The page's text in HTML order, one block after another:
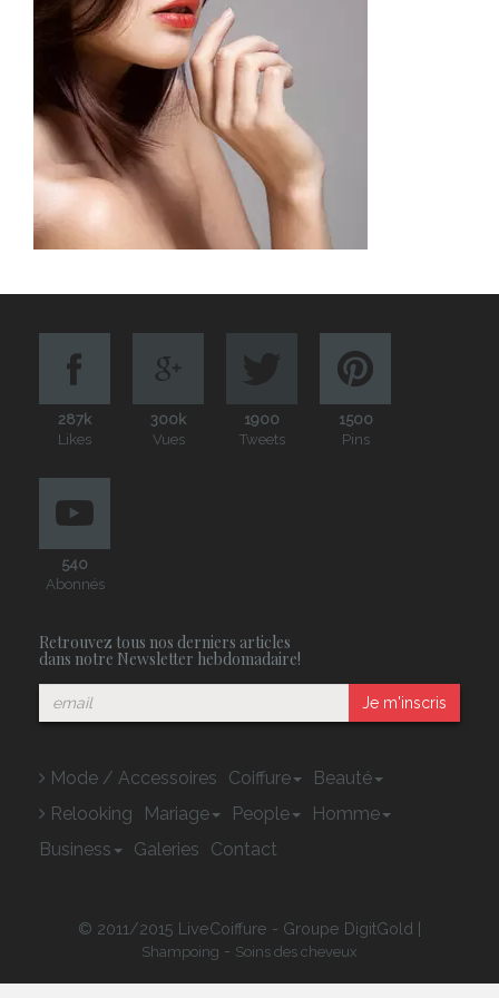
287k
Likes
300k
Vues
1900
Tweets
1500
Pins
540
Abonnés
Retrouvez tous nos derniers articles
dans notre Newsletter hebdomadaire!
Je m'inscris
Mode / Accessoires Coiffure
Beauté
Relooking
Mariage People
Homme
Business
Galeries Contact
© 2011/2015 LiveCoiffure - Groupe DigitGold |
Shampoing - Soins des cheveux